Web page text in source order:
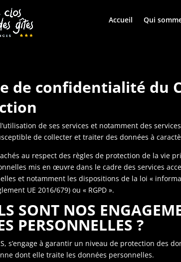
Accueil Qui
de confidentialité du
de ses services et notamment des
de collecter et traiter des données à
au respect des règles de protection de la vie
mis en œuvre dans le cadre des services
et notamment les dispositions de la loi «
UE 2016/679) ou « RGPD ».
SONT NOS
PERSONNELLES ?
s’engage à garantir un niveau de protection
dont elle traite les données personnelles.